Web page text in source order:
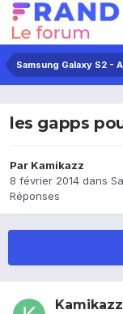
Samsung Galaxy S2 -
les gapps
Par Kamikazz
8 février 2014 dans
Réponses
Kamikazz